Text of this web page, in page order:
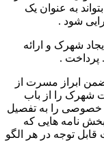
به عنوان یک
شود .
شهرک و ارائه
پرداخت .
ابراز مسرت از
شهرک را از باب
خصوصی را به تفصیل
نامه هایی که
توجه در هر الگو